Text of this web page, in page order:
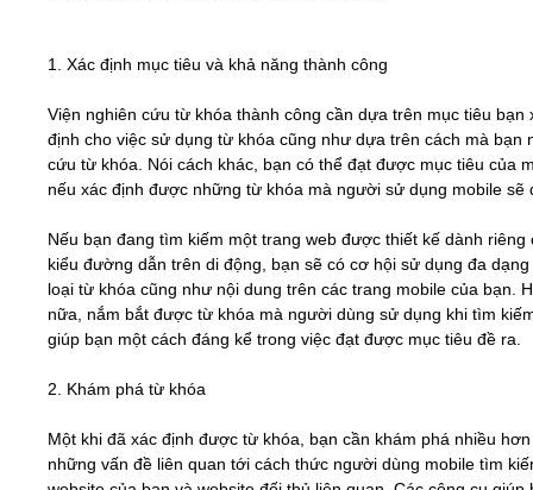
1. Xác định mục tiêu và khả năng thành công
Viện nghiên cứu từ khóa thành công cần dựa trên mục tiêu bạn
định cho việc sử dụng từ khóa cũng như dựa trên cách mà bạn
cứu từ khóa. Nói cách khác, bạn có thể đạt được mục tiêu của
nếu xác định được những từ khóa mà người sử dụng mobile sẽ
Nếu bạn đang tìm kiếm một trang web được thiết kế dành riêng
kiểu đường dẫn trên di động, bạn sẽ có cơ hội sử dụng đa dạng
loại từ khóa cũng như nội dung trên các trang mobile của bạn.
nữa, nắm bắt được từ khóa mà người dùng sử dụng khi tìm
giúp bạn một cách đáng kể trong việc đạt được mục tiêu đề ra.
2. Khám phá từ khóa
Một khi đã xác định được từ khóa, bạn cần khám phá nhiều hơn
những vấn đề liên quan tới cách thức người dùng mobile tìm